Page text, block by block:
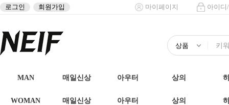
로그인 회원가입 마이페이지 아이디
MAN 매일신상 아우터 상의
WOMAN 매일신상 아우터 상의